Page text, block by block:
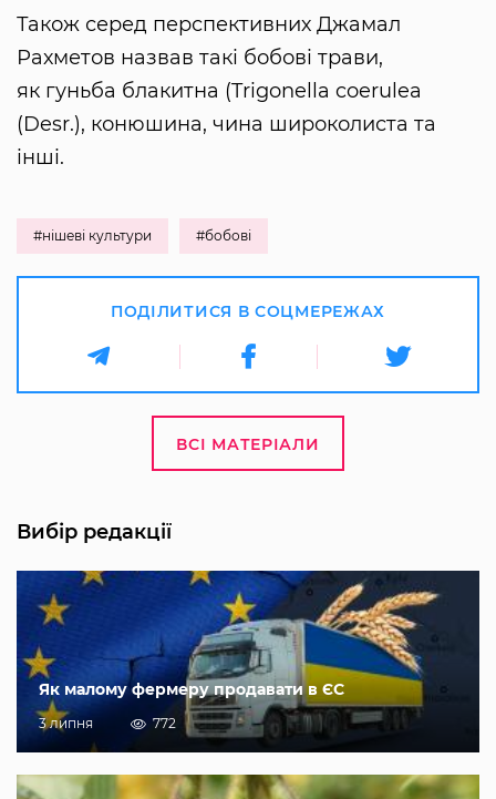
Також серед перспективних Джамал
Рахметов назвав такі бобові трави,
як гуньба блакитна (Trigonella coerulea
(Desr.), конюшина, чина широколиста та
інші.
#нішеві культури #бобові
ПОДІЛИТИСЯ В СОЦМЕРЕЖАХ
ВСІ МАТЕРІАЛИ
Вибір редакції
Як малому фермеру продавати в ЄС
3 липня 772